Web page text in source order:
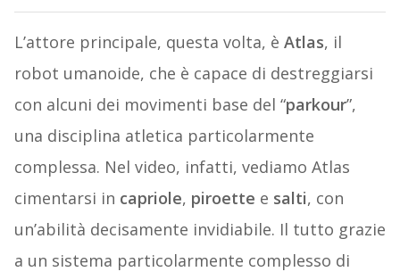
L’attore principale, questa volta, è Atlas, il
robot umanoide, che è capace di destreggiarsi
con alcuni dei movimenti base del “parkour”,
una disciplina atletica particolarmente
complessa. Nel video, infatti, vediamo Atlas
cimentarsi in capriole, piroette e salti, con
un’abilità decisamente invidiabile. Il tutto grazie
a un sistema particolarmente complesso di